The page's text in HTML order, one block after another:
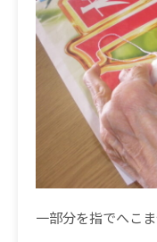
一部分を指でへこ